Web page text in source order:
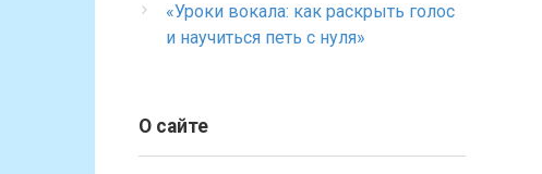
«Уроки вокала: как раскрыть голос
и научиться петь с нуля»
О сайте